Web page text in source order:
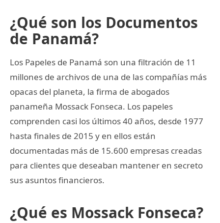
¿Qué son los Documentos
de Panamá?
Los Papeles de Panamá son una filtración de 11
millones de archivos de una de las compañías más
opacas del planeta, la firma de abogados
panameña Mossack Fonseca. Los papeles
comprenden casi los últimos 40 años, desde 1977
hasta finales de 2015 y en ellos están
documentadas más de 15.600 empresas creadas
para clientes que deseaban mantener en secreto
sus asuntos financieros.
¿Qué es Mossack Fonseca?